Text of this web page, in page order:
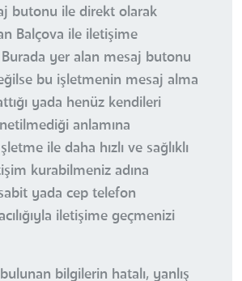
butonu ile direkt olarak
Balçova ile iletişime
yer alan mesaj butonu
bu işletmenin mesaj alma
yada henüz kendileri
anlamına
ile daha hızlı ve sağlıklı
kurabilmeniz adına
yada cep telefon
iletişime geçmenizi
bilgilerin hatalı, yanlış